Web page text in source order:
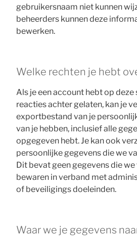
gebruikersnaam niet kunnen
beheerders kunnen deze
bewerken.
Welke rechten je hebt
Als je een account hebt op deze
reacties achter gelaten, kan je
exportbestand van je
van je hebben, inclusief alle
opgegeven hebt. Je kan ook
persoonlijke gegevens die we
Dit bevat geen gegevens die
bewaren in verband met
of beveiligings doeleinden.
Waar we je gegevens